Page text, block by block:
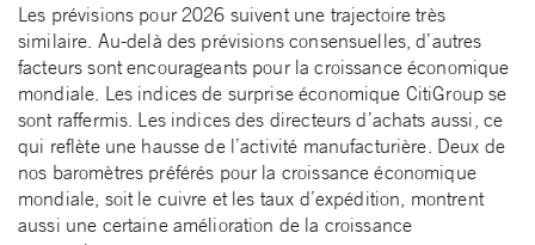
Les prévisions pour 2026 suivent une trajectoire très
similaire. Au-delà des prévisions consensuelles, d’autres
facteurs sont encourageants pour la croissance économique
mondiale. Les indices de surprise économique CitiGroup se
sont raffermis. Les indices des directeurs d’achats aussi, ce
qui reflète une hausse de l’activité manufacturière. Deux de
nos baromètres préférés pour la croissance économique
mondiale, soit le cuivre et les taux d’expédition, montrent
aussi une certaine amélioration de la croissance